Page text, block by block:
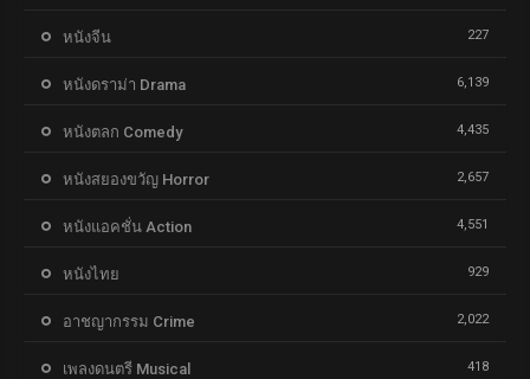
หนังจีน 227
หนังดราม่า Drama 6,139
หนังตลก Comedy 4,435
หนังสยองขวัญ Horror 2,657
หนังแอคชั่น Action 4,551
หนังไทย 929
อาชญากรรม Crime 2,022
เพลงดนตรี Musical 418